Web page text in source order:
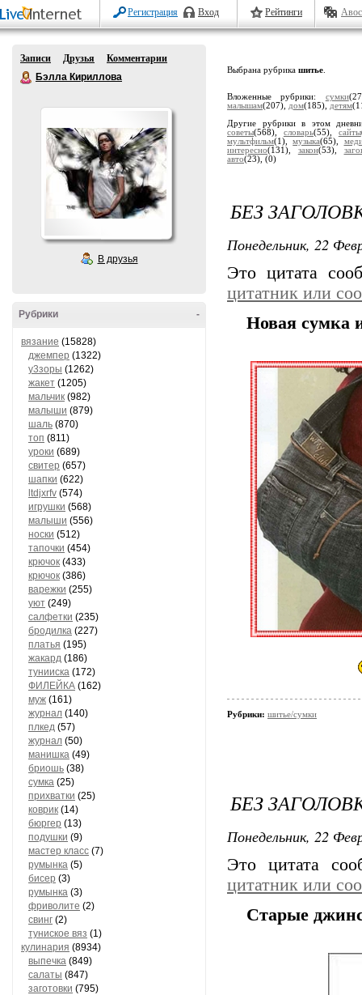
Регистрация Вход Рейтинги
Записи Друзья
Комментарии
Бэлла Кириллова
В друзья
-
Рубрики
вязание (15828)
джемпер (1322)
у3зоры (1262)
жакет (1205)
мальчик (982)
малыши (879)
шаль (870)
топ (811)
уроки (689)
свитер (657)
шапки (622)
ltdjxrfv (574)
игрушки (568)
малыши (556)
носки (512)
тапочки (454)
крючок (433)
крючок (386)
варежки (255)
уют (249)
салфетки (235)
бродилка (227)
платья (195)
жакард (186)
тунииска (172)
ФИЛЕЙКА (162)
муж (161)
журнал (140)
плкед (57)
журнал (50)
манишка (49)
бриошь (38)
сумка (25)
прихватки (25)
коврик (14)
бюргер (13)
подушки (9)
мастер класс (7)
румынка (5)
бисер (3)
румынка (3)
фриволите (2)
свинг (2)
туниское вяз (1)
кулинария (8934)
выпечка (849)
салаты (847)
заготовки (795)
Выбрана рубрика шитье
Вложенные рубрики: сумки
малышам(207), дом(185), детям
Другие рубрики в этом
советы(568), словарь(55), сайты
мультфильм(1),музыка(65),
интересно(131), закон(53),
авто(23), (0)
БЕЗ
Понедельник, 22
Это цитата
цитатник или
Новая сумка
Рубрики: шитье/сумки
БЕЗ
Понедельник, 22
Это цитата
цитатник или
Старые